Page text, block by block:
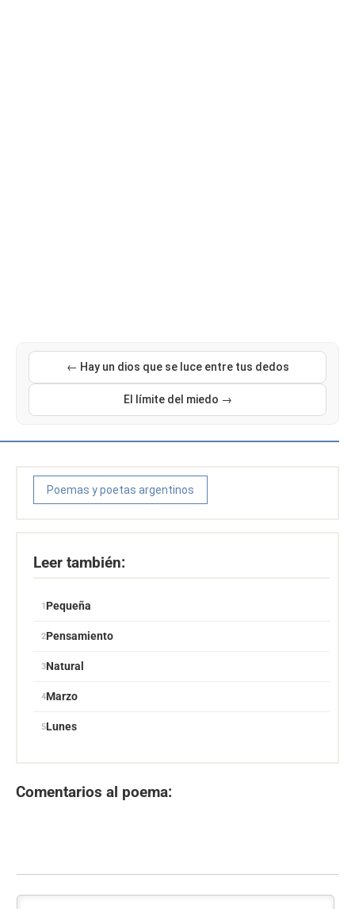
← Hay un dios que se luce entre tus dedos
El límite del miedo →
Poemas y poetas argentinos
Leer también:
Pequeña
Pensamiento
Natural
Marzo
Lunes
Comentarios al poema: